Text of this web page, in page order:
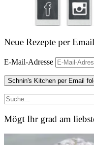
Neue Rezepte per
E-Mail-Adresse
Schnin's Kitchen per Email
Mögt Ihr grad am